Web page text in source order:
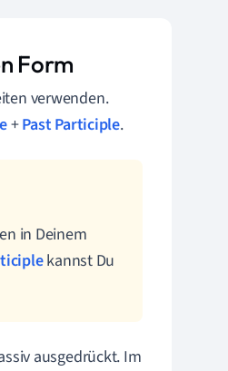
Form
verwenden.
+Past Participle.
in Deinem
kannst Du
ausgedrückt. Im